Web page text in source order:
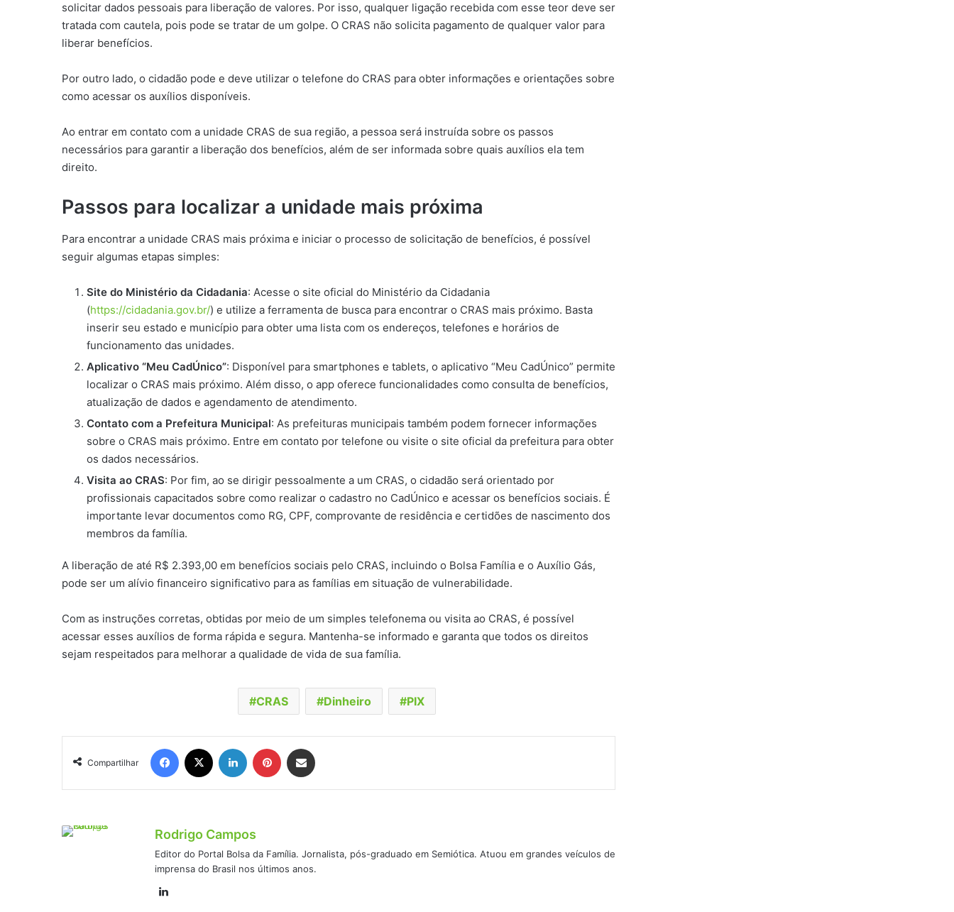
solicitar dados pessoais para liberação de valores. Por isso, qualquer ligação recebida com esse teor deve ser
tratada com cautela, pois pode se tratar de um golpe. O CRAS não solicita pagamento de qualquer valor para
liberar benefícios.
Por outro lado, o cidadão pode e deve utilizar o telefone do CRAS para obter informações e orientações sobre
como acessar os auxílios disponíveis.
Ao entrar em contato com a unidade CRAS de sua região, a pessoa será instruída sobre os passos
necessários para garantir a liberação dos benefícios, além de ser informada sobre quais auxílios ela tem
direito.
Passos para localizar a unidade mais próxima
Para encontrar a unidade CRAS mais próxima e iniciar o processo de solicitação de benefícios, é possível
seguir algumas etapas simples:
Site do Ministério da Cidadania: Acesse o site oficial do Ministério da Cidadania
(https://cidadania.gov.br/) e utilize a ferramenta de busca para encontrar o CRAS mais próximo. Basta
inserir seu estado e município para obter uma lista com os endereços, telefones e horários de
funcionamento das unidades.
Aplicativo “Meu CadÚnico”: Disponível para smartphones e tablets, o aplicativo “Meu CadÚnico” permite
localizar o CRAS mais próximo. Além disso, o app oferece funcionalidades como consulta de benefícios,
atualização de dados e agendamento de atendimento.
Contato com a Prefeitura Municipal: As prefeituras municipais também podem fornecer informações
sobre o CRAS mais próximo. Entre em contato por telefone ou visite o site oficial da prefeitura para obter
os dados necessários.
Visita ao CRAS: Por fim, ao se dirigir pessoalmente a um CRAS, o cidadão será orientado por
profissionais capacitados sobre como realizar o cadastro no CadÚnico e acessar os benefícios sociais. É
importante levar documentos como RG, CPF, comprovante de residência e certidões de nascimento dos
membros da família.
A liberação de até R$ 2.393,00 em benefícios sociais pelo CRAS, incluindo o Bolsa Família e o Auxílio Gás,
pode ser um alívio financeiro significativo para as famílias em situação de vulnerabilidade.
Com as instruções corretas, obtidas por meio de um simples telefonema ou visita ao CRAS, é possível
acessar esses auxílios de forma rápida e segura. Mantenha-se informado e garanta que todos os direitos
sejam respeitados para melhorar a qualidade de vida de sua família.
CRAS Dinheiro PIX
Compartilhar
Facebook Linkedin Pinterest
Rodrigo Campos
Editor do Portal Bolsa da Família. Jornalista, pós-graduado em Semiótica. Atuou em grandes veículos de
imprensa do Brasil nos últimos anos.